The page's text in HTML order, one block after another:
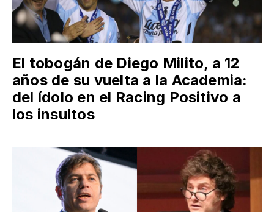
El tobogán de Diego Milito, a 12
años de su vuelta a la Academia:
del ídolo en el Racing Positivo a
los insultos